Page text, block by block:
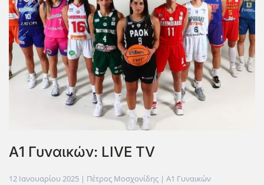
Α1 Γυναικών: LIVE TV
12 Ιανουαρίου 2025 | Πέτρος Μοσχονίδης | Α1 Γυναικών